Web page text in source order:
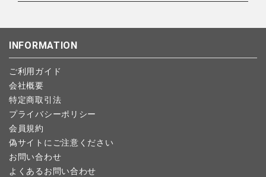
・PayPay
ンセルは可能です。
します。
予約商品など一部キャンセルが出来ない場合がございます。あら
かじめご了承ください。
こちら よりご依頼ください。
INFORMATION
ご利用ガイド
会社概要
特定商取引法
プライバシーポリシー
会員規約
偽サイトにご注意ください
お問い合わせ
よくあるお問い合わせ